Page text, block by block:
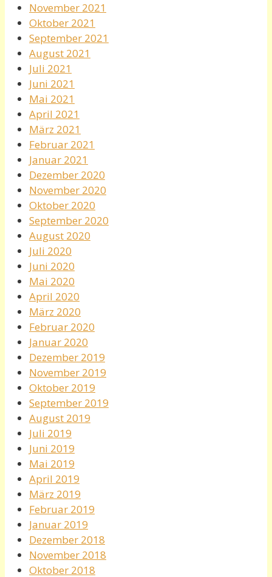
November 2021
Oktober 2021
September 2021
August 2021
Juli 2021
Juni 2021
Mai 2021
April 2021
März 2021
Februar 2021
Januar 2021
Dezember 2020
November 2020
Oktober 2020
September 2020
August 2020
Juli 2020
Juni 2020
Mai 2020
April 2020
März 2020
Februar 2020
Januar 2020
Dezember 2019
November 2019
Oktober 2019
September 2019
August 2019
Juli 2019
Juni 2019
Mai 2019
April 2019
März 2019
Februar 2019
Januar 2019
Dezember 2018
November 2018
Oktober 2018